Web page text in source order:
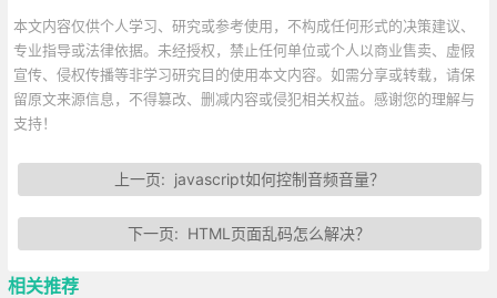
本文内容仅供个人学习、研究或参考使用，不构成任何形式的决策建议、
专业指导或法律依据。未经授权，禁止任何单位或个人以商业售卖、虚假
宣传、侵权传播等非学习研究目的使用本文内容。如需分享或转载，请保
留原文来源信息，不得篡改、删减内容或侵犯相关权益。感谢您的理解与
支持！
上一页: javascript如何控制音频音量？
下一页: HTML页面乱码怎么解决？
相关推荐